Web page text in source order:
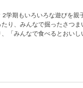
学期もいろいろな遊びを親
り、みんなで掘ったさつ
「みんなで食べるとおい